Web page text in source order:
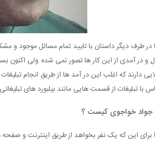
در طرف دیگر داستان با تایید تمام مسائل موجود و
و در آمدی از این کار ها تصور نمی شده ولی اکنون
دارند که اغلب این در آمد ها از طریق انجام
با تبلیغات از قسمت هایی مانند بیلبورد های
جواد خواجوی کیست ؟
برای این که یک نفر بخواهد از طریق اینترنت و